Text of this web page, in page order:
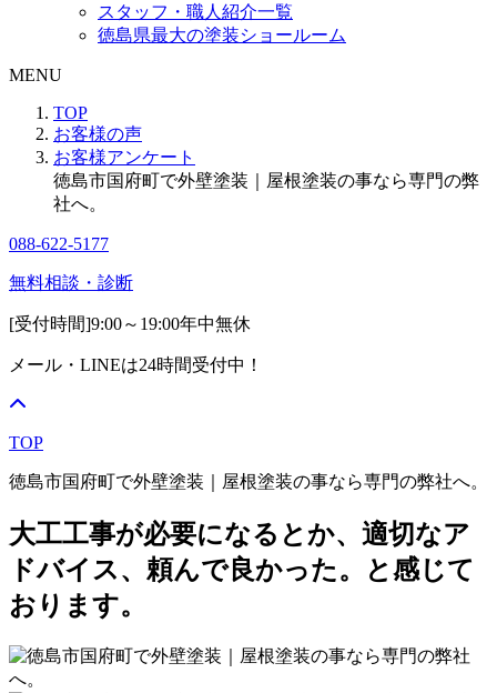
スタッフ・職人紹介一覧
徳島県最大の塗装ショールーム
MENU
TOP
お客様の声
お客様アンケート
徳島市国府町で外壁塗装｜屋根塗装の事なら専門の弊
社へ。
088-622-5177
無料相談・診断
[受付時間]9:00～19:00年中無休
メール・LINEは24時間受付中！
TOP
徳島市国府町で外壁塗装｜屋根塗装の事なら専門の弊社へ。
大工工事が必要になるとか、適切なア
ドバイス、頼んで良かった。と感じて
おります。